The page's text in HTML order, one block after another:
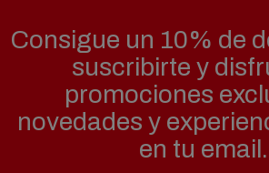
Consigue un 10% de
suscribirte y
promociones
novedades y
en tu email.